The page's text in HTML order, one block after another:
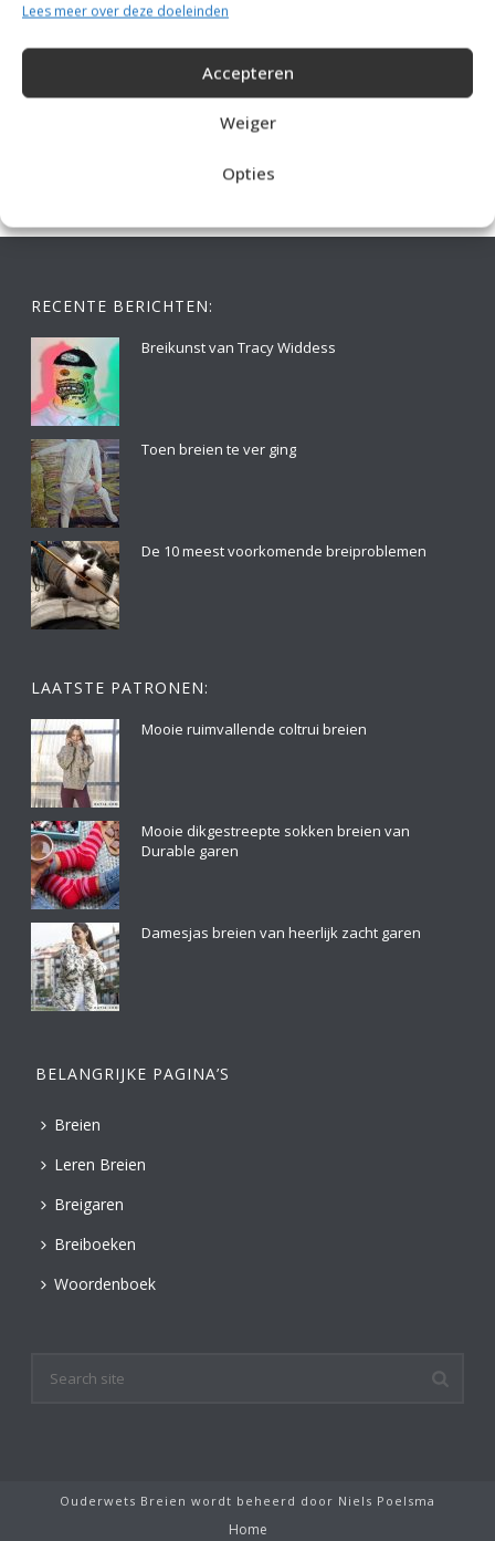
Lees meer over deze doeleinden
Accepteren
Weiger
Opties
RECENTE BERICHTEN:
Breikunst van Tracy Widdess
Toen breien te ver ging
De 10 meest voorkomende breiproblemen
LAATSTE PATRONEN:
Mooie ruimvallende coltrui breien
Mooie dikgestreepte sokken breien van
Durable garen
Damesjas breien van heerlijk zacht garen
BELANGRIJKE PAGINA’S
Breien
Leren Breien
Breigaren
Breiboeken
Woordenboek
Ouderwets Breien wordt beheerd door Niels Poelsma
Home